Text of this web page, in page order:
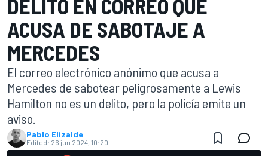
DELITO EN CORREO QUE
ACUSA DE SABOTAJE A
MERCEDES
El correo electrónico anónimo que acusa a
Mercedes de sabotear peligrosamente a Lewis
Hamilton no es un delito, pero la policía emite un
aviso.
Pablo Elizalde
Edited: 26 jun 2024, 10:20